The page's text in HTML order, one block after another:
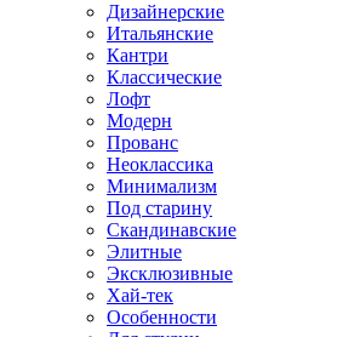
Дизайнерские
Итальянские
Кантри
Классические
Лофт
Модерн
Прованс
Неоклассика
Минимализм
Под старину
Скандинавские
Элитные
Эксклюзивные
Хай-тек
Особенности